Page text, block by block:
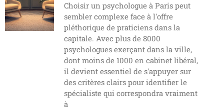
Choisir un psychologue à Paris peut
sembler complexe face à l'offre
pléthorique de praticiens dans la
capitale. Avec plus de 8000
psychologues exerçant dans la ville,
dont moins de 1000 en cabinet libéral,
il devient essentiel de s'appuyer sur
des critères clairs pour identifier le
spécialiste qui correspondra vraiment
à